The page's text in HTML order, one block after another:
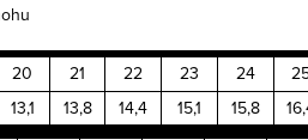
20 21 22 23 24
13,1 13,8 14,4 15,1 15,8